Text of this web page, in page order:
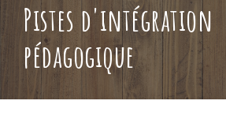
Pistes d'intégration
pédagogique